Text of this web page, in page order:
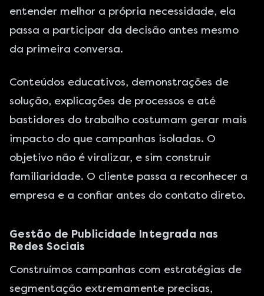
entender melhor a própria necessidade, ela
passa a participar da decisão antes mesmo
da primeira conversa.
Conteúdos educativos, demonstrações de
solução, explicações de processos e até
bastidores do trabalho costumam gerar mais
impacto do que campanhas isoladas. O
objetivo não é viralizar, e sim construir
familiaridade. O cliente passa a reconhecer a
empresa e a confiar antes do contato direto.
Gestão de Publicidade Integrada nas
Redes Sociais
Construímos campanhas com estratégias de
segmentação extremamente precisas,